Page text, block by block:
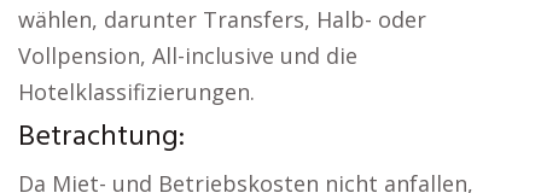
wählen, darunter Transfers, Halb- oder
Vollpension, All-inclusive und die
Hotelklassifizierungen.
Betrachtung:
Da Miet- und Betriebskosten nicht anfallen,